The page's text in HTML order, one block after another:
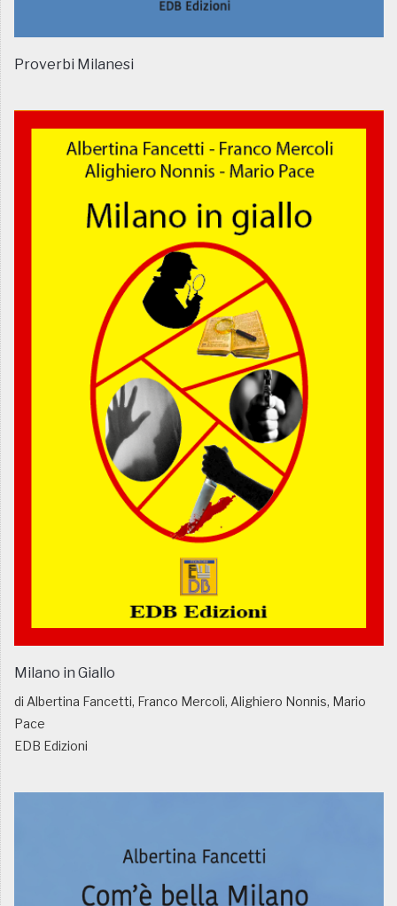
Proverbi Milanesi
Milano in Giallo
di Albertina Fancetti, Franco Mercoli, Alighiero Nonnis, Mario
Pace
EDB Edizioni